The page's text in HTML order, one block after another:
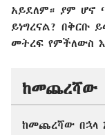
አይደለም። ያም
ይነግረናል? በቅርቡ
መትረፍ የምችለውስ
ከመጨረሻው
ከመጨረሻው በኋላ